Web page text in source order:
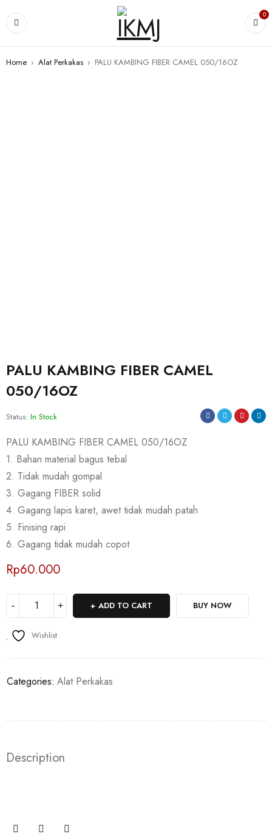
0
Home › Alat Perkakas › PALU KAMBING FIBER CAMEL 050/16OZ
PALU KAMBING FIBER CAMEL
050/16OZ
Status: In Stock
PALU KAMBING FIBER CAMEL 050/16OZ
1. Bahan material bagus tebal
2. Tidak mudah gompal
3. Gagang FIBER solid
4. Gagang lapis karet, awet tidak mudah patah
5. Finising rapi
6. Gagang tidak mudah copot
Rp60.000
ADD TO CART BUY NOW
Wishlist
Categories: Alat Perkakas
Description